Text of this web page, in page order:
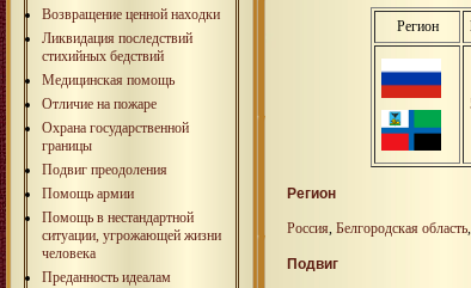
Возвращение ценной находки
Ликвидация последствий
стихийных бедствий
Медицинская помощь
Отличие на пожаре
Охрана государственной
границы
Подвиг преодоления
Помощь армии
Помощь в нестандартной
ситуации, угрожающей жизни
человека
Преданность идеалам
Регион
Регион
Россия Белгородская область
Подвиг